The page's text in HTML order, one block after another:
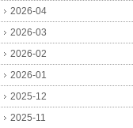
2026-04
2026-03
2026-02
2026-01
2025-12
2025-11